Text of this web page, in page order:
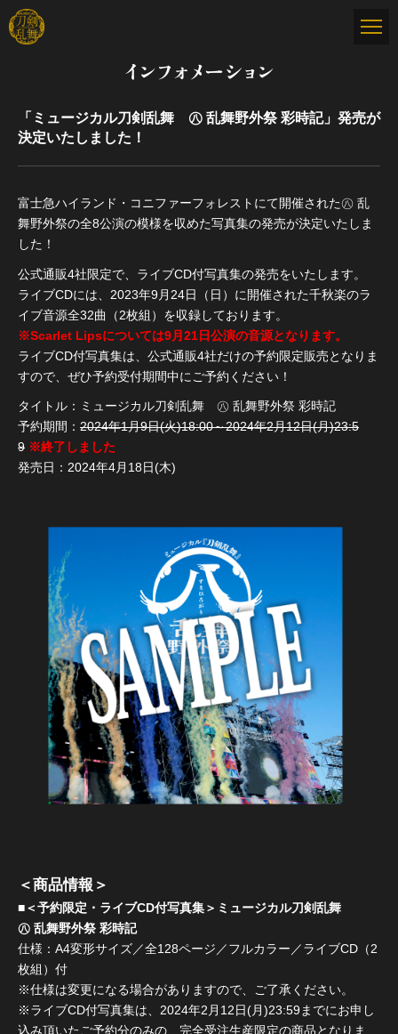
インフォメーション
「ミュージカル刀剣乱舞 ㊇ 乱舞野外祭 彩時記」発売が
決定いたしました！
富士急ハイランド・コニファーフォレストにて開催された㊇ 乱
舞野外祭の全8公演の模様を収めた写真集の発売が決定いたしま
した！
公式通販4社限定で、ライブCD付写真集の発売をいたします。
ライブCDには、2023年9月24日（日）に開催された千秋楽のラ
イブ音源全32曲（2枚組）を収録しております。
※Scarlet Lipsについては9月21日公演の音源となります。
ライブCD付写真集は、公式通販4社だけの予約限定販売となりま
すので、ぜひ予約受付期間中にご予約ください！
タイトル：ミュージカル刀剣乱舞 ㊇ 乱舞野外祭 彩時記
予約期間： 2024年1月9日(火)18:00～2024年2月12日(月)23:5
9 ※終了しました
発売日：2024年4月18日(木)
＜商品情報＞
■＜予約限定・ライブCD付写真集＞ミュージカル刀剣乱舞
㊇ 乱舞野外祭 彩時記
仕様：A4変形サイズ／全128ページ／フルカラー／ライブCD（2
枚組）付
※仕様は変更になる場合がありますので、ご了承ください。
※ライブCD付写真集は、2024年2月12日(月)23:59までにお申し
込み頂いたご予約分のみの、完全受注生産限定の商品となりま